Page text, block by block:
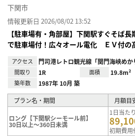
下関市
情報更新日 2026/08/02 13:52
【駐車場有・角部屋】下関駅すぐそば
で駐車場付！広々オール電化 ＥＶ付
アクセス 門司港レトロ観光線「関門海峡めか
間取り 1R 面積 19.8m²
築年数 1987年 10月 築
プラン名・期間 月額目
ロング【下関駅シーモール前】
30日以上～360日未満
1日当た
初期費用